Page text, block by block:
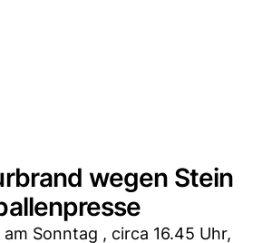
wegen Stein
Sonntag , circa 16.45 Uhr,